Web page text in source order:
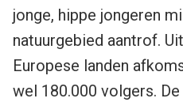
jonge, hippe jongeren
natuurgebied aantrof.
Europese landen
wel 180.000 volgers.